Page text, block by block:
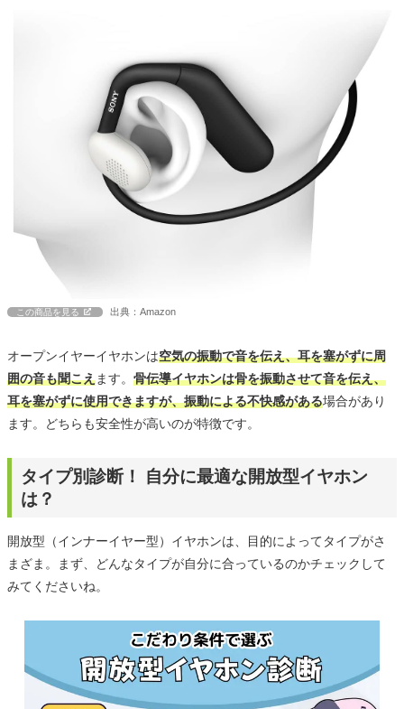
この商品を見る 出典：Amazon
オープンイヤーイヤホンは空気の振動で音を伝え、耳を塞がずに周
囲の音も聞こえます。 骨伝導イヤホンは骨を振動させて音を伝え、
耳を塞がずに使用できますが、振動による不快感がある場合があり
ます。どちらも安全性が高いのが特徴です。
タイプ別診断！ 自分に最適な開放型イヤホン
は？
開放型（インナーイヤー型）イヤホンは、目的によってタイプがさ
まざま。まず、どんなタイプが自分に合っているのかチェックして
みてくださいね。